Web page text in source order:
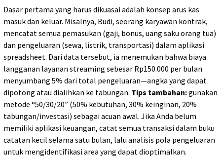
Dasar pertama yang harus dikuasai adalah konsep arus kas
masuk dan keluar. Misalnya, Budi, seorang karyawan kontrak,
mencatat semua pemasukan (gaji, bonus, uang saku orang tua)
dan pengeluaran (sewa, listrik, transportasi) dalam aplikasi
spreadsheet. Dari data tersebut, ia menemukan bahwa biaya
langganan layanan streaming sebesar Rp150.000 per bulan
menyumbang 5% dari total pengeluaran—angka yang dapat
dipotong atau dialihkan ke tabungan. Tips tambahan:gunakan
metode “50/30/20” (50% kebutuhan, 30% keinginan, 20%
tabungan/investasi) sebagai acuan awal. Jika Anda belum
memiliki aplikasi keuangan, catat semua transaksi dalam buku
catatan kecil selama satu bulan, lalu analisis pola pengeluaran
untuk mengidentifikasi area yang dapat dioptimalkan.